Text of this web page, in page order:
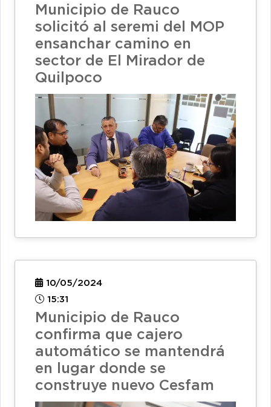
Municipio de Rauco
solicitó al seremi del MOP
ensanchar camino en
sector de El Mirador de
Quilpoco
10/05/2024
15:31
Municipio de Rauco
confirma que cajero
automático se mantendrá
en lugar donde se
construye nuevo Cesfam